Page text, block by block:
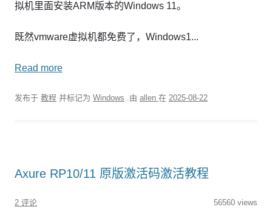
拟机里面安装ARM版本的Windows 11。
既然vmware虚拟机都免费了，Windows1...
Read more
发布于 教程 并标记为 Windows .由 allen 在 2025-08-22
Axure RP10/11 原版激活码激活教程
2 评论 56560 views